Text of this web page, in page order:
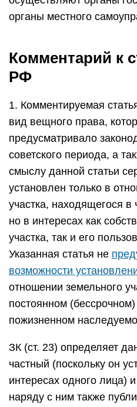
органы местного
Комментарий к
РФ
1. Комментируемая
вид вещного права,
предусматривало
советского периода, а
смыслу данной статьи
установлен только в
участка, находящегося в
но в интересах как
участка, так и его
Указанная статья не
возможности
отношении земельного
постоянном
пожизненном
ЗК (ст. 23) определяет
частный (поскольку он
интересах одного лица)
наряду с ним также